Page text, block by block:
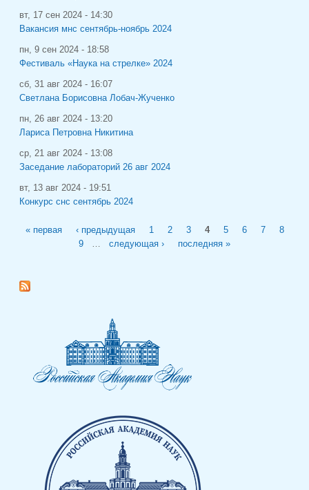
вт, 17 сен 2024 - 14:30
Вакансия мнс сентябрь-ноябрь 2024
пн, 9 сен 2024 - 18:58
Фестиваль «Наука на стрелке» 2024
сб, 31 авг 2024 - 16:07
Светлана Борисовна Лобач-Жученко
пн, 26 авг 2024 - 13:20
Лариса Петровна Никитина
ср, 21 авг 2024 - 13:08
Заседание лабораторий 26 авг 2024
вт, 13 авг 2024 - 19:51
Конкурс снс сентябрь 2024
« первая ‹ предыдущая 1 2 3 4 5 6 7
8
9
следующая › последняя »